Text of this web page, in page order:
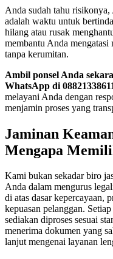
Anda sudah tahu risikonya,
adalah waktu untuk
hilang atau rusak
membantu Anda mengatasi
tanpa kerumitan.
Ambil ponsel Anda
WhatsApp di
melayani Anda dengan
menjamin proses yang
Jaminan
Mengapa
Kami bukan sekadar biro
Anda dalam mengurus
di atas dasar kepercayaan,
kepuasan pelanggan. Setiap
sediakan diproses sesuai
menerima dokumen yang
lanjut mengenai layanan